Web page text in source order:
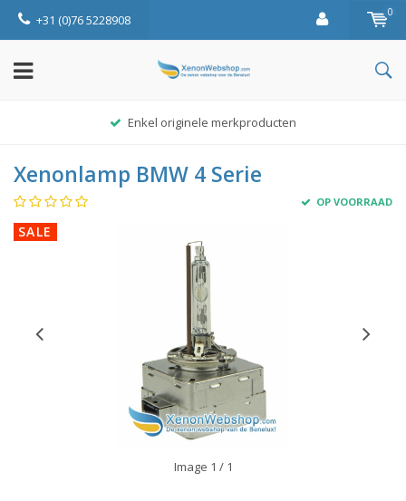
+31 (0)76 5228908 0
Enkel originele merkproducten
Xenonlamp BMW 4 Serie
OP VOORRAAD
SALE
Image 1 / 1